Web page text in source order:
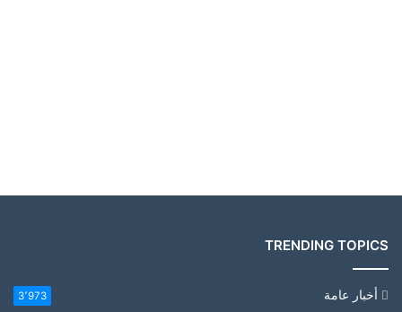
TRENDING TOPICS
أخبار عامة 3٬973